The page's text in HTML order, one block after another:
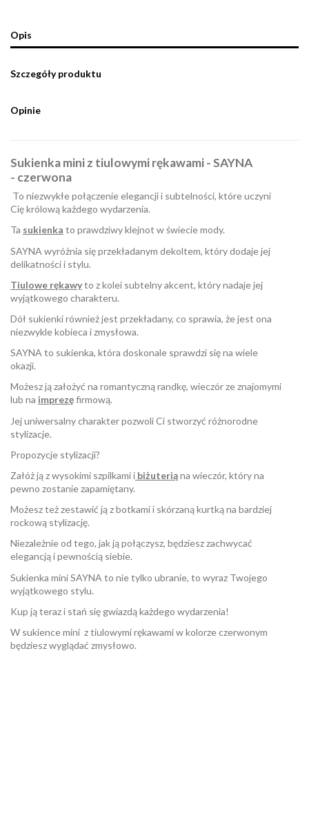
Opis
Szczegóły produktu
Opinie
Sukienka mini z tiulowymi rękawami - SAYNA
- czerwona
To niezwykłe połączenie elegancji i subtelności, które uczyni
Cię królową każdego wydarzenia.
Ta sukienka to prawdziwy klejnot w świecie mody.
SAYNA wyróżnia się przekładanym dekoltem, który dodaje jej
delikatności i stylu.
Tiulowe rękawyto z kolei subtelny akcent, który nadaje jej
wyjątkowego charakteru.
Dół sukienki również jest przekładany, co sprawia, że jest ona
niezwykle kobieca i zmysłowa.
SAYNA to sukienka, która doskonale sprawdzi się na wiele
okazji.
Możesz ją założyć na romantyczną randkę, wieczór ze znajomymi
lub na imprezęfirmową.
Jej uniwersalny charakter pozwoli Ci stworzyć różnorodne
stylizacje.
Propozycje stylizacji?
Załóż ją z wysokimi szpilkami i biżuteriąna wieczór, który na
pewno zostanie zapamiętany.
Możesz też zestawić ją z botkami i skórzaną kurtką na bardziej
rockową stylizację.
Niezależnie od tego, jak ją połączysz, będziesz zachwycać
elegancją i pewnością siebie.
Sukienka mini SAYNA to nie tylko ubranie, to wyraz Twojego
wyjątkowego stylu.
Kup ją teraz i stań się gwiazdą każdego wydarzenia!
W sukience mini z tiulowymi rękawami w kolorze czerwonym
będziesz wyglądać zmysłowo.